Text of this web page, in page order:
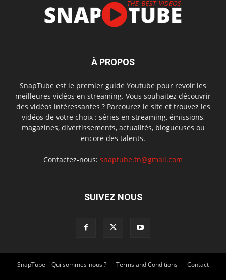
À PROPOS
SnapTube est le premier guide Youtube pour revoir les
meilleures vidéos en streaming. Vous souhaitez découvrir
des vidéos intéressantes ? Parcourez le site et trouvez les
vidéos de votre choix : séries en streaming, émissions,
magazines, divertissements, actualités, blogueuses ou
encore des talents.
Contactez-nous: snaptube.tn@gmail.com
SUIVEZ NOUS
SnapTube – Qui sommes-nous ? Terms and Conditions Contact